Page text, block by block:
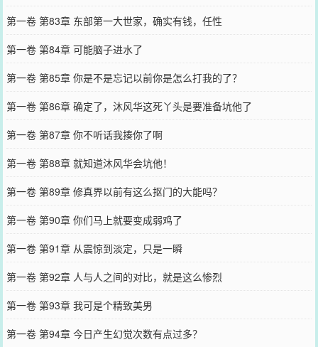
第一卷 第83章 东部第一大世家，确实有钱，任性
第一卷 第84章 可能脑子进水了
第一卷 第85章 你是不是忘记以前你是怎么打我的了？
第一卷 第86章 确定了，沐风华这死丫头是要准备坑他了
第一卷 第87章 你不听话我揍你了啊
第一卷 第88章 就知道沐风华会坑他！
第一卷 第89章 修真界以前有这么抠门的大能吗？
第一卷 第90章 你们马上就要变成弱鸡了
第一卷 第91章 从震惊到淡定，只是一瞬
第一卷 第92章 人与人之间的对比，就是这么惨烈
第一卷 第93章 我可是个精致美男
第一卷 第94章 今日产生幻觉次数有点过多？